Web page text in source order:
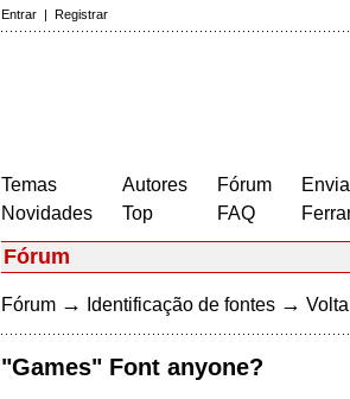
Entrar | Registrar
Temas
Novidades
Autores
Top
Fórum
FAQ
Fórum
Fórum → Identificação de fontes →
"Games" Font anyone?